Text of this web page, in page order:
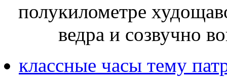
полукилометре
ведра и созвучно
классные часы тему